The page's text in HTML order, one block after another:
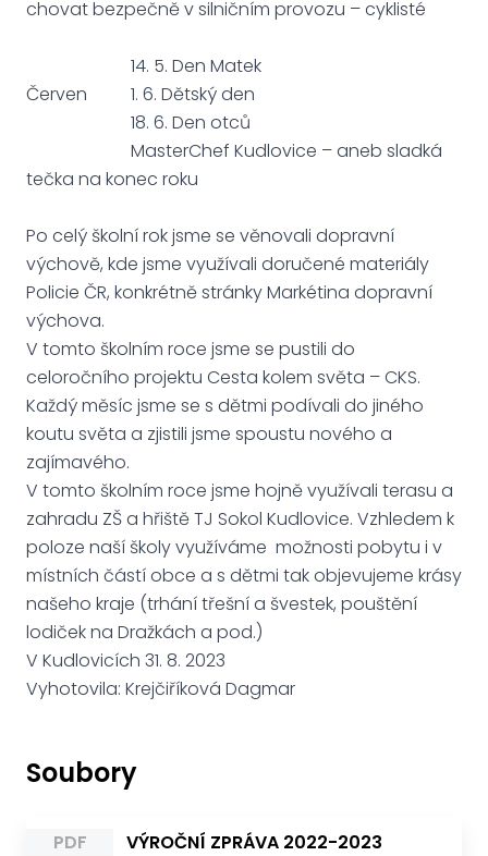
chovat bezpečně v silničním provozu – cyklisté
14. 5. Den Matek
Červen 1. 6. Dětský den
18. 6. Den otců
MasterChef Kudlovice – aneb sladká
tečka na konec roku
Po celý školní rok jsme se věnovali dopravní
výchově, kde jsme využívali doručené materiály
Policie ČR, konkrétně stránky Markétina dopravní
výchova.
V tomto školním roce jsme se pustili do
celoročního projektu Cesta kolem světa – CKS.
Každý měsíc jsme se s dětmi podívali do jiného
koutu světa a zjistili jsme spoustu nového a
zajímavého.
V tomto školním roce jsme hojně využívali terasu a
zahradu ZŠ a hřiště TJ Sokol Kudlovice. Vzhledem k
poloze naší školy využíváme možnosti pobytu i v
místních částí obce a s dětmi tak objevujeme krásy
našeho kraje (trhání třešní a švestek, pouštění
lodiček na Dražkách a pod.)
V Kudlovicích 31. 8. 2023
Vyhotovila: Krejčiříková Dagmar
Soubory
PDF VÝROČNÍ ZPRÁVA 2022-2023